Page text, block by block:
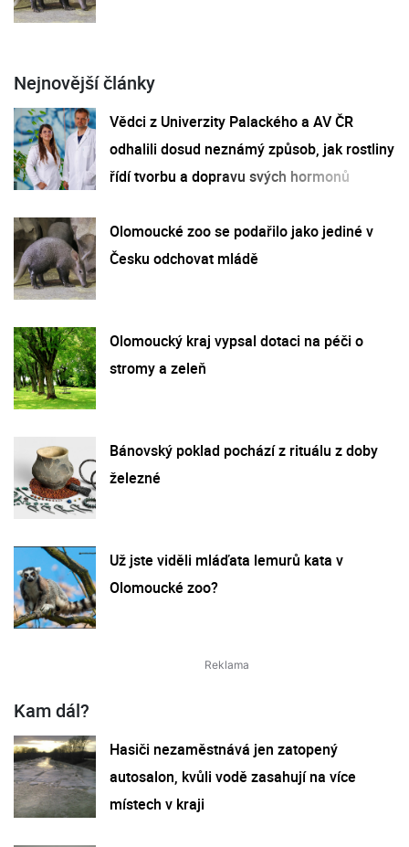
Nejnovější články
Vědci z Univerzity Palackého a AV ČR
odhalili dosud neznámý způsob, jak rostliny
řídí tvorbu a dopravu svých hormonů
Olomoucké zoo se podařilo jako jediné v
Česku odchovat mládě
Olomoucký kraj vypsal dotaci na péči o
stromy a zeleň
Bánovský poklad pochází z rituálu z doby
železné
Už jste viděli mláďata lemurů kata v
Olomoucké zoo?
Kam dál?
Hasiči nezaměstnává jen zatopený
autosalon, kvůli vodě zasahují na více
místech v kraji